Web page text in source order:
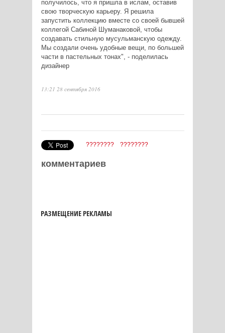
получилось, что я пришла в ислам, оставив
свою творческую карьеру. Я решила
запустить коллекцию вместе со своей бывшей
коллегой Сабиной Шуманаковой, чтобы
создавать стильную мусульманскую одежду.
Мы создали очень удобные вещи, по большей
части в пастельных тонах", - поделилась
дизайнер
13:21 28 сентября 2016
???????? ????????
комментариев
РАЗМЕЩЕНИЕ РЕКЛАМЫ